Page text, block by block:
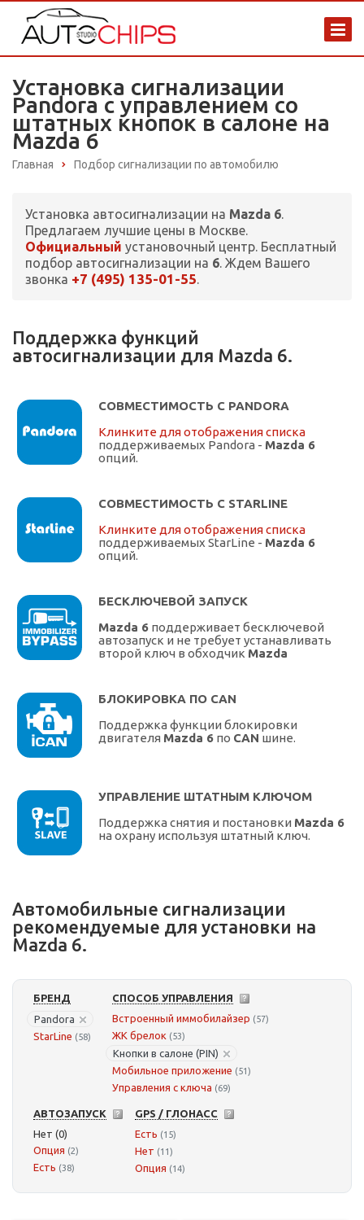
Установка сигнализации
Pandora с управлением со
штатных кнопок в салоне на
Mazda 6
Главная Подбор сигнализации по автомобилю
Установка автосигнализации на Mazda 6.
Предлагаем лучшие цены в Москве.
Официальный установочный центр. Бесплатный
подбор автосигнализации на 6. Ждем Вашего
звонка +7 (495) 135-01-55.
Поддержка функций
автосигнализации для Mazda 6.
СОВМЕСТИМОСТЬ С PANDORA
Клинките для отображения списка
поддерживаемых Pandora - Mazda 6
опций.
СОВМЕСТИМОСТЬ С STARLINE
Клинките для отображения списка
поддерживаемых StarLine - Mazda 6
опций.
БЕСКЛЮЧЕВОЙ ЗАПУСК
Mazda 6 поддерживает бесключевой
автозапуск и не требует устанавливать
второй ключ в обходчик Mazda
БЛОКИРОВКА ПО CAN
Поддержка функции блокировки
двигателя Mazda 6 по CAN шине.
УПРАВЛЕНИЕ ШТАТНЫМ КЛЮЧОМ
Поддержка снятия и постановки Mazda 6
на охрану используя штатный ключ.
Автомобильные сигнализации
рекомендуемые для установки на
Mazda 6.
БРЕНД
Pandora
StarLine (58)
СПОСОБ УПРАВЛЕНИЯ
Встроенный иммобилайзер (57)
ЖК брелок (53)
Кнопки в салоне (PIN)
Мобильное приложение (51)
Управления с ключа (69)
АВТОЗАПУСК
Нет (0)
Опция (2)
Есть (38)
GPS / ГЛОНАСС
Есть (15)
Нет (11)
Опция (14)